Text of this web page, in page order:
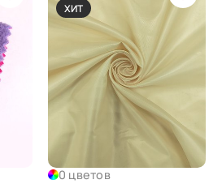
ХИТ
0 цветов